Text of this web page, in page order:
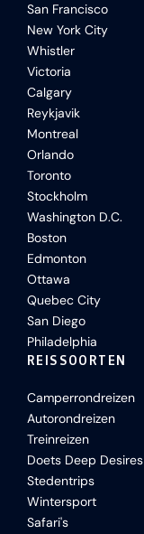
San Francisco
New York City
Whistler
Victoria
Calgary
Reykjavik
Montreal
Orlando
Toronto
Stockholm
Washington D.C.
Boston
Edmonton
Ottawa
Quebec City
San Diego
Philadelphia
REISSOORTEN
Camperrondreizen
Autorondreizen
Treinreizen
Doets Deep Desires
Stedentrips
Wintersport
Safari's